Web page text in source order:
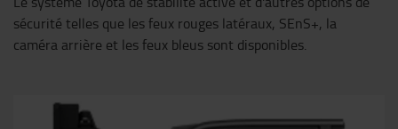
sécurité telles que les feux rouges latéraux, SEnS+, la
caméra arrière et les feux bleus sont disponibles.